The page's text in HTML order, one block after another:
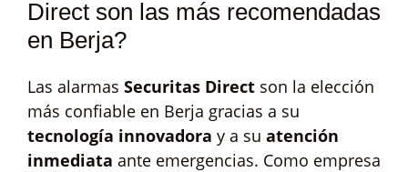
Direct son las más recomendadas
en Berja?
Las alarmas Securitas Direct son la elección
más confiable en Berja gracias a su
tecnología innovadora y a su atención
inmediata ante emergencias. Como empresa